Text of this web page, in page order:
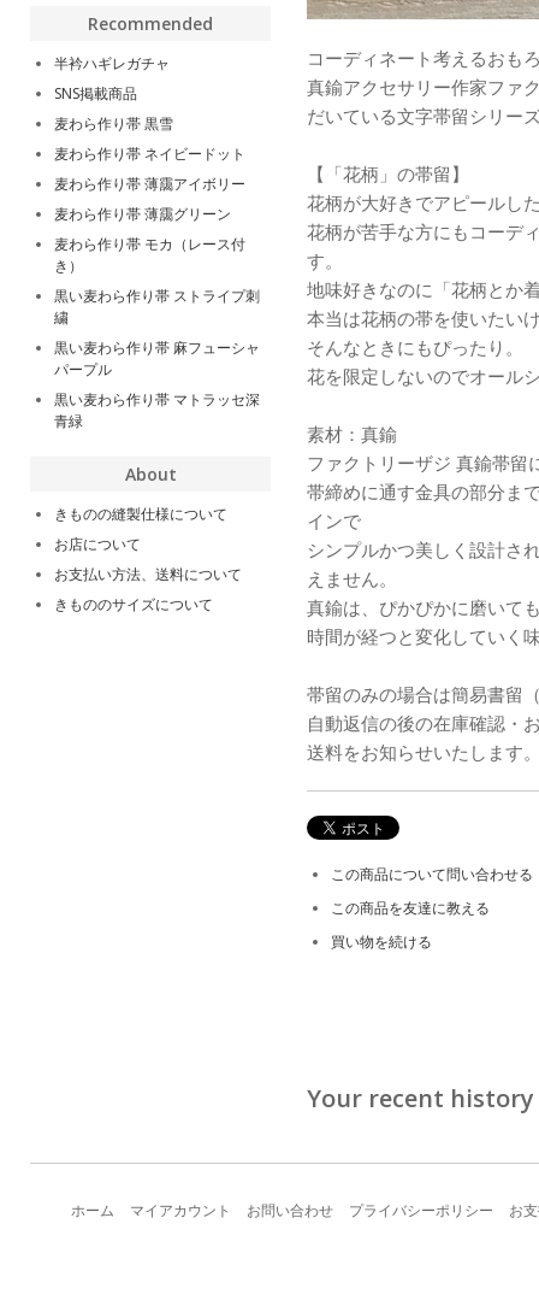
コーディネート考えるおも
真鍮アクセサリー作家ファ
だいている文字帯留シリー
【「花柄」の帯留】
花柄が大好きでアピールし
花柄が苦手な方にもコーデ
す。
地味好きなのに「花柄とか
本当は花柄の帯を使いたい
そんなときにもぴったり。
花を限定しないのでオール
素材：真鍮
ファクトリーザジ 真鍮帯留
帯締めに通す金具の部分ま
インで
シンプルかつ美しく設計さ
えません。
真鍮は、ぴかぴかに磨いて
時間が経つと変化していく
帯留のみの場合は簡易書留
自動返信の後の在庫確認・
送料をお知らせいたします
この商品について問い合わせる
この商品を友達に教える
買い物を続ける
Your recent history
Recommended
半衿ハギレガチャ
SNS掲載商品
麦わら作り帯 黒雪
麦わら作り帯 ネイビードット
麦わら作り帯 薄靄アイボリー
麦わら作り帯 薄靄グリーン
麦わら作り帯 モカ（レース付
き）
黒い麦わら作り帯 ストライプ刺
繍
黒い麦わら作り帯 麻フューシャ
パープル
黒い麦わら作り帯 マトラッセ深
青緑
About
きものの縫製仕様について
お店について
お支払い方法、送料について
きもののサイズについて
ホーム マイアカウント お問い合わせ プライバシーポリシー お